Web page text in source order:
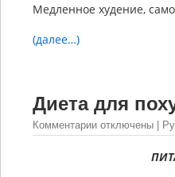
Медленное худение,
(далее…)
Диета для
Комментарии отключены |